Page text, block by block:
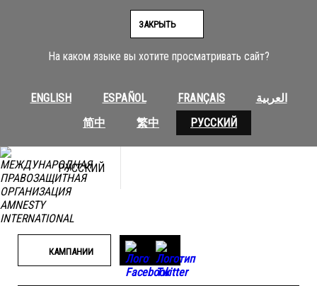
На каком языке вы хотите просматривать сайт?
ENGLISH ESPAÑOL FRANÇAIS
العربية
简中
繁中 РУССКИЙ
ЗАКРЫТЬ
РУССКИЙ
КАМПАНИИ